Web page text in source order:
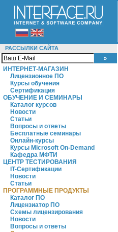
РАССЫЛКИ САЙТА
ИНТЕРНЕТ-МАГАЗИН
Лицензионное ПО
Курсы обучения
Сертификация
ОБУЧЕНИЕ И СЕМИНАРЫ
Каталог курсов
Новости
Статьи
Вопросы и ответы
Бесплатные семинары
Онлайн-курсы
Курсы Microsoft On-Demand
Кафедра МФТИ
ЦЕНТР ТЕСТИРОВАНИЯ
IT-Сертификации
Новости
Статьи
ПРОГРАММНЫЕ ПРОДУКТЫ
Каталог ПО
Лицензиатор ПО
Схемы лицензирования
Новости
Вопросы и ответы